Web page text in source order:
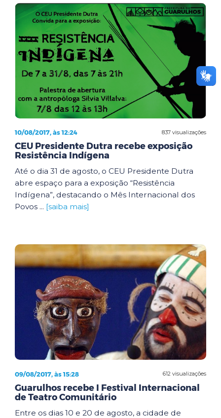
837 visualizações
10/08/2017, às 12:24
CEU Presidente Dutra recebe exposição
Resistência Indígena
Até o dia 31 de agosto, o CEU Presidente Dutra
abre espaço para a exposição “Resistência
Indígena”, destacando o Mês Internacional dos
Povos ... [saiba mais]
612 visualizações
09/08/2017, às 15:28
Guarulhos recebe I Festival Internacional
de Teatro Comunitário
Entre os dias 10 e 20 de agosto, a cidade de